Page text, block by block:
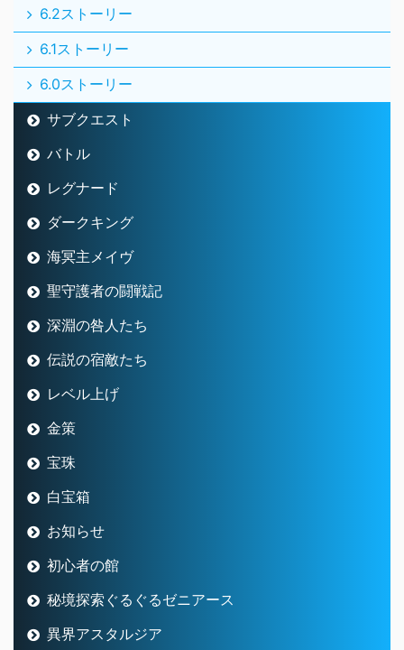
6.2ストーリー
6.1ストーリー
6.0ストーリー
サブクエスト
バトル
レグナード
ダークキング
海冥主メイヴ
聖守護者の闘戦記
深淵の咎人たち
伝説の宿敵たち
レベル上げ
金策
宝珠
白宝箱
お知らせ
初心者の館
秘境探索ぐるぐるゼニアース
異界アスタルジア